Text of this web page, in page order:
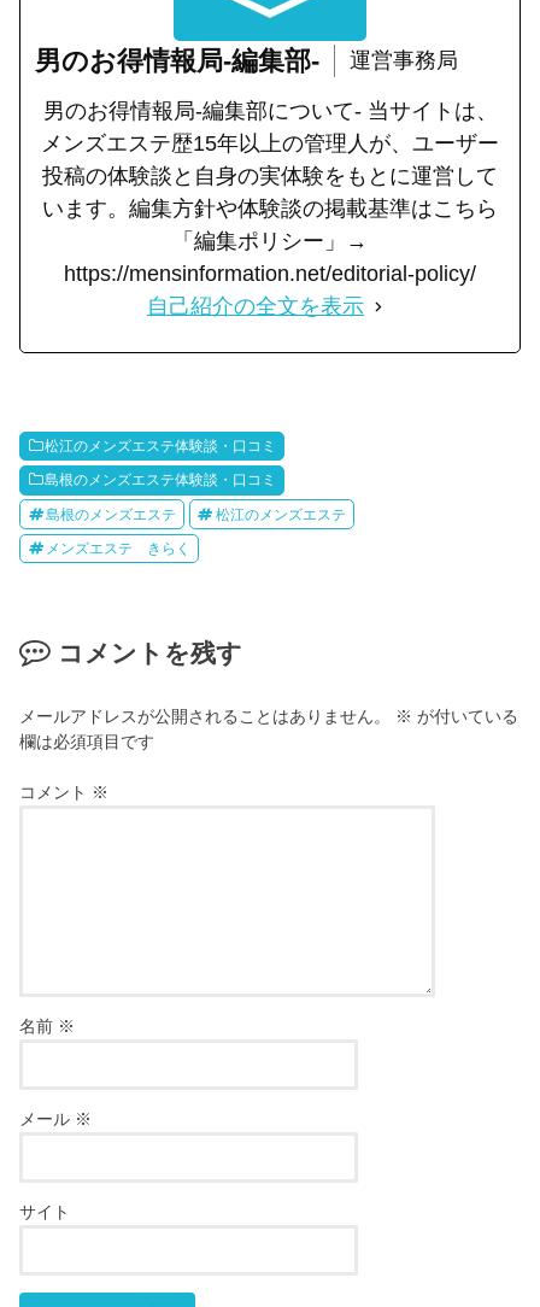
男のお得情報局-編集部- 運営事務局
男のお得情報局-編集部について- 当サイトは、
メンズエステ歴15年以上の管理人が、ユーザー
投稿の体験談と自身の実体験をもとに運営して
います。編集方針や体験談の掲載基準はこちら
「編集ポリシー」→
https://mensinformation.net/editorial-policy/
自己紹介の全文を表示
松江のメンズエステ体験談・口コミ
島根のメンズエステ体験談・口コミ
島根のメンズエステ 松江のメンズエステ
メンズエステ きらく
コメントを残す
メールアドレスが公開されることはありません。 ※ が付いている
欄は必須項目です
コメント ※
名前 ※
メール ※
サイト